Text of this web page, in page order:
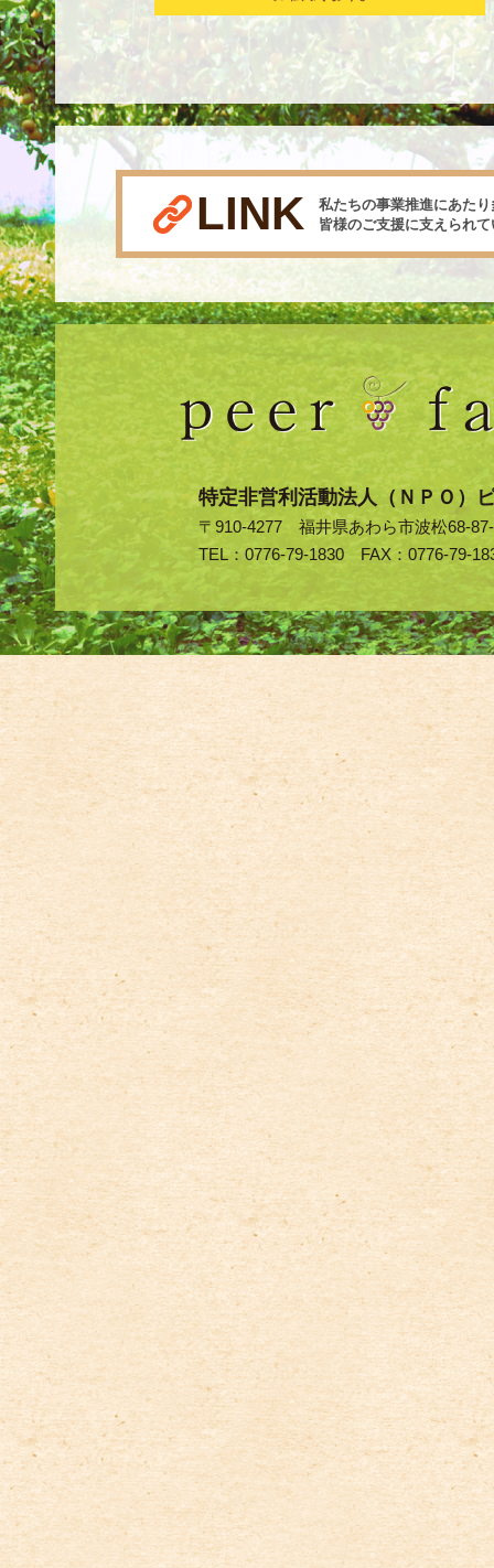
LINK
私たちの事業推進にあた
皆様のご支援に支えられ
特定非営利活動法人（ＮＰＯ）
〒910-4277 福井県あわら市波松68-
TEL：0776-79-1830 FAX：0776-79-